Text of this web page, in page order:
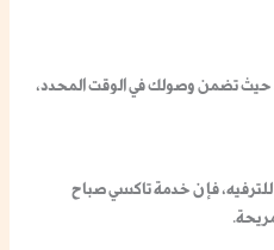
حيث تضمن وصولك في الوقت المحدد،
فإن خدمة تاكسي صباح